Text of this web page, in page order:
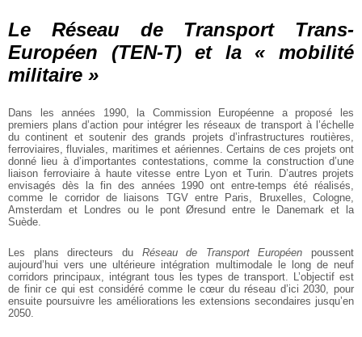
Le Réseau de Transport Trans-
Européen (TEN-T) et la « mobilité
militaire »
Dans les années 1990, la Commission Européenne a proposé les
premiers plans d’action pour intégrer les réseaux de transport à l’échelle
du continent et soutenir des grands projets d’infrastructures routières,
ferroviaires, fluviales, maritimes et aériennes. Certains de ces projets ont
donné lieu à d’importantes contestations, comme la construction d’une
liaison ferroviaire à haute vitesse entre Lyon et Turin. D’autres projets
envisagés dès la fin des années 1990 ont entre-temps été réalisés,
comme le corridor de liaisons TGV entre Paris, Bruxelles, Cologne,
Amsterdam et Londres ou le pont Øresund entre le Danemark et la
Suède.
Les plans directeurs du Réseau de Transport Européen poussent
aujourd’hui vers une ultérieure intégration multimodale le long de neuf
corridors principaux, intégrant tous les types de transport. L’objectif est
de finir ce qui est considéré comme le cœur du réseau d’ici 2030, pour
ensuite poursuivre les améliorations les extensions secondaires jusqu’en
2050.